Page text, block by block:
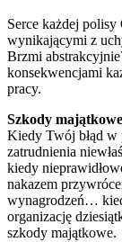
Serce każdej
wynikającymi z
Brzmi
konsekwencjami
pracy.
Szkody majątkowe
Kiedy Twój błąd w
zatrudnienia
kiedy
nakazem
wynagrodzeń…
organizację
szkody majątkowe.